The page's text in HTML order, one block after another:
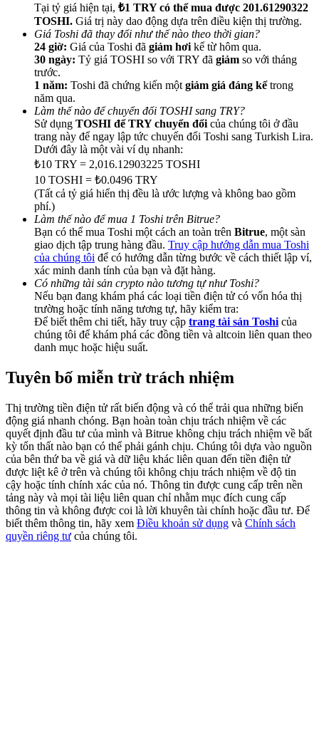
BTC Welcome Rewards
Deposit & Trade BTC to Share 25000 USDT prize pool!
Deposit CASHCAT & Win
Share 500000 CASHCAT prize pool
Exclusive for BitMart Users
Register & Trade to Win 500,000 USDT
Precious Metals Trading Carnival
Trade Gold & Silver · 33,333 USDT Bonus
USDT New User Exclusive 10% APR
USDT Flexible Staking | Daily Rewards
Tại tỷ giá hiện tại, ₺1 TRY có thể mua được 201.61290322
TOSHI. Giá trị này dao động dựa trên điều kiện thị trường.
Giá Toshi đã thay đổi như thế nào theo thời gian?
24 giờ: Giá của Toshi đã giảm hơi kể từ hôm qua.
30 ngày: Tỷ giá TOSHI so với TRY đã giảm so với tháng
trước.
1 năm: Toshi đã chứng kiến một giảm giá đáng kểtrong
năm qua.
Làm thế nào để chuyển đổi TOSHI sang TRY?
Sử dụng TOSHI để TRY chuyển đổi của chúng tôi ở đầu
trang này để ngay lập tức chuyển đổi Toshi sang Turkish Lira.
Dưới đây là một vài ví dụ nhanh:
₺10 TRY = 2,016.12903225 TOSHI
10 TOSHI = ₺0.0496 TRY
(Tất cả tỷ giá hiển thị đều là ước lượng và không bao gồm
phí.)
Làm thế nào để mua 1 Toshi trên Bitrue?
Bạn có thể mua Toshi một cách an toàn trên Bitrue, một sàn
giao dịch tập trung hàng đầu. Truy cập hướng dẫn mua Toshi
của chúng tôi để có hướng dẫn từng bước về cách thiết lập ví,
xác minh danh tính của bạn và đặt hàng.
Có những tài sản crypto nào tương tự như Toshi?
Nếu bạn đang khám phá các loại tiền điện tử có vốn hóa thị
trường hoặc tính năng tương tự, hãy kiểm tra:
Để biết thêm chi tiết, hãy truy cập trang tài sản Toshi của
chúng tôi để khám phá các đồng tiền và altcoin liên quan theo
danh mục hoặc hiệu suất.
Tuyên bố miễn trừ trách nhiệm
Thị trường tiền điện tử rất biến động và có thể trải qua những biến
động giá nhanh chóng. Bạn hoàn toàn chịu trách nhiệm về các
quyết định đầu tư của mình và Bitrue không chịu trách nhiệm về bất
kỳ tổn thất nào bạn có thể phải gánh chịu. Chúng tôi dựa vào nguồn
của bên thứ ba về giá và dữ liệu khác liên quan đến tiền điện tử
được liệt kê ở trên và chúng tôi không chịu trách nhiệm về độ tin
cậy hoặc tính chính xác của nó. Thông tin được cung cấp trên nền
tảng này và mọi tài liệu liên quan chỉ nhằm mục đích cung cấp
thông tin và không được coi là lời khuyên tài chính hoặc đầu tư. Để
biết thêm thông tin, hãy xem Điều khoản sử dụng và Chính sách
quyền riêng tư của chúng tôi.